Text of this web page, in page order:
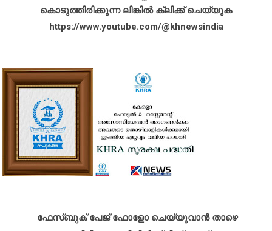
കൊടുത്തിരിക്കുന്ന ലിങ്കിൽ ക്ലിക്ക് ചെയ്യുക
https://www.youtube.com/@khnewsindia
ഫേസ്ബുക് പേജ് ഫോളോ ചെയ്യുവാൻ താഴെ